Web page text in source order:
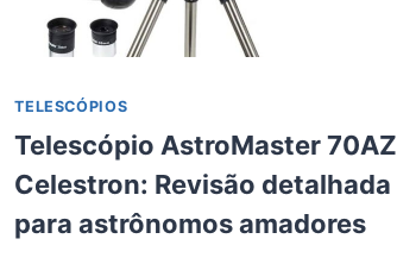
TELESCÓPIOS
Telescópio AstroMaster 70AZ
Celestron: Revisão detalhada
para astrônomos amadores